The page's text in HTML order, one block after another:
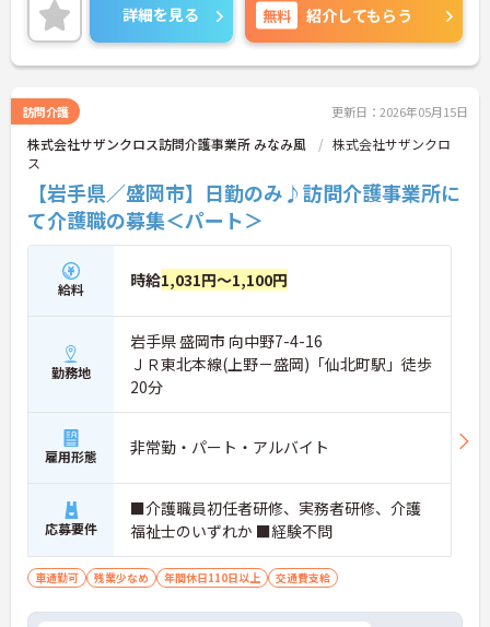
詳細を見る 無料 紹介してもらう
訪問介護 更新日：2026年05月15日
株式会社サザンクロス訪問介護事業所 みなみ風
株式会社サザンクロ
ス
【岩手県／盛岡市】日勤のみ♪訪問介護事業所に
て介護職の募集＜パート＞
給料 時給1,031円～1,100円
勤務地
岩手県 盛岡市 向中野7-4-16
ＪＲ東北本線(上野－盛岡)「仙北町駅」徒歩
20分
雇用形態 非常勤・パート・アルバイト
応募要件
■介護職員初任者研修、実務者研修、介護
福祉士のいずれか ■経験不問
車通勤可 残業少なめ 年間休日110日以上 交通費支給